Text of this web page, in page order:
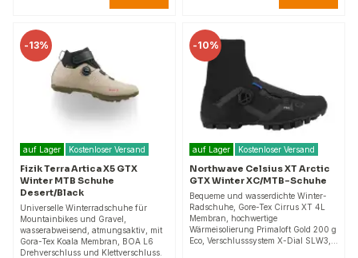
-13%
auf Lager Kostenloser Versand
Fizik Terra Artica X5 GTX
Winter MTB Schuhe
Desert/Black
Universelle Winterradschuhe für
Mountainbikes und Gravel,
wasserabweisend, atmungsaktiv, mit
Gora-Tex Koala Membran, BOA L6
Drehverschluss und Klettverschluss.
-10%
auf Lager Kostenloser Versand
Northwave Celsius XT Arctic
GTX Winter XC/MTB-Schuhe
Bequeme und wasserdichte Winter-
Radschuhe, Gore-Tex Cirrus XT 4L
Membran, hochwertige
Wärmeisolierung Primaloft Gold 200 g
Eco, Verschlusssystem X-Dial SLW3,…